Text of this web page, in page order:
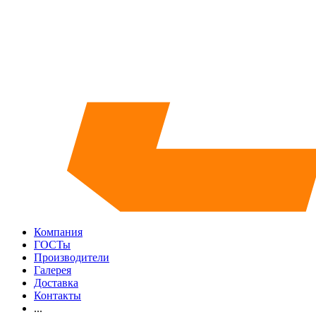
Компания
ГОСТы
Производители
Галерея
Доставка
Контакты
...